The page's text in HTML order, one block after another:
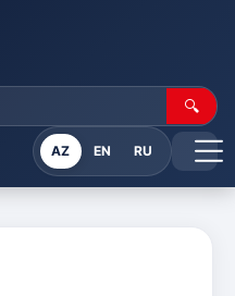
🔍
AZ EN RU